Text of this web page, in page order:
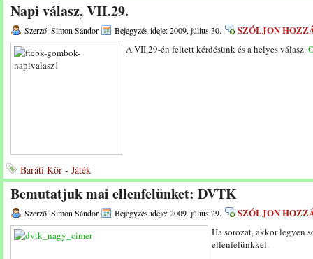
Napi válasz, VII.29.
Szerző: Simon Sándor Bejegyzés ideje: 2009. július 30. SZÓLJON
A VII.29-én feltett kérdésünk és a helyes válasz.
Baráti Kör - Játék
Bemutatjuk mai ellenfelünket: DVTK
Szerző: Simon Sándor Bejegyzés ideje: 2009. július 29. SZÓLJON
Ha sorozat, akkor legyen
ellenfelünkkel.